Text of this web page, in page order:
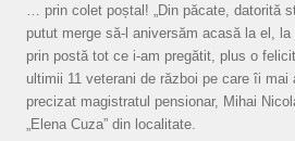
… prin colet poștal! „Din păcate, datorită
putut merge să-l aniversăm acasă la el,
prin postă tot ce i-am pregătit, plus o
ultimii 11 veterani de război pe care îi mai
precizat magistratul pensionar, Mihai
„Elena Cuza” din localitate.